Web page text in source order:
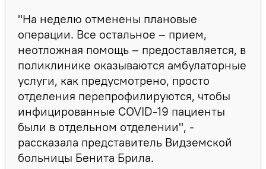
"На неделю отменены плановые
операции. Все остальное – прием,
неотложная помощь – предоставляется, в
поликлинике оказываются амбулаторные
услуги, как предусмотрено, просто
отделения перепрофилируются, чтобы
инфицированные COVID-19 пациенты
были в отдельном отделении", -
рассказала представитель Видземской
больницы Бенита Брила.